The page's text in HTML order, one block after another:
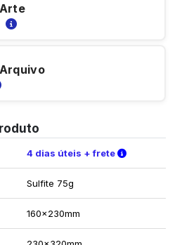
4 dias úteis + frete Verifique
Sulfite 75g
160x230mm